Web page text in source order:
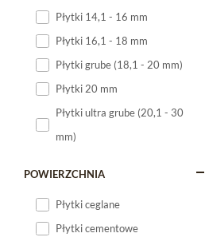
Płytki małe
Płytki 14,1 - 16 mm
Płytki 16,1 - 18 mm
Płytki grube (18,1 - 20 mm)
Płytki 20 mm
Płytki ultra grube (20,1 - 30
mm)
POWIERZCHNIA
Płytki ceglane
Płytki cementowe